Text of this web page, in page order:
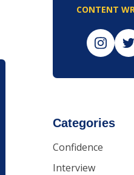
CONTENT
Categories
Confidence
Interview